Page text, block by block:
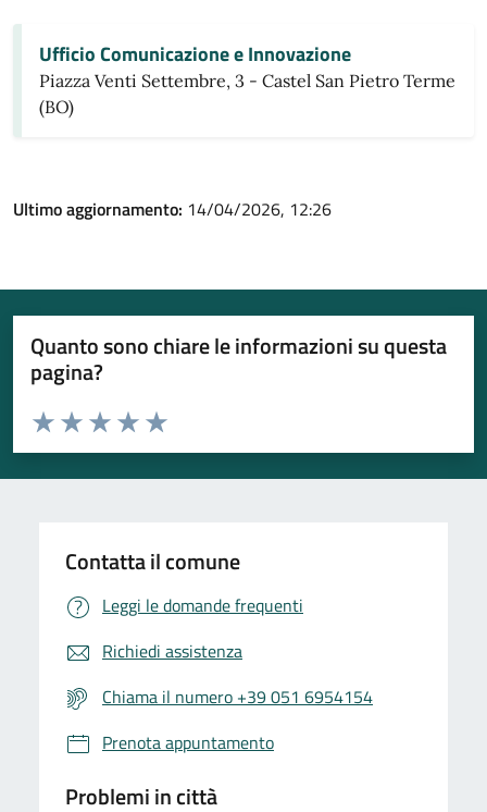
Ufficio Comunicazione e Innovazione
Piazza Venti Settembre, 3 - Castel San Pietro Terme
(BO)
Ultimo aggiornamento: 14/04/2026, 12:26
Quanto sono chiare le informazioni su questa
pagina?
Valuta da 1 a 5 stelle la pagina
Valuta 5 stelle su 5
Valuta 4 stelle su 5
Valuta 3 stelle su 5
Valuta 2 stelle su 5
Valuta 1 stelle su 5
Contatta il comune
Leggi le domande frequenti
Richiedi assistenza
Chiama il numero +39 051 6954154
Prenota appuntamento
Problemi in città